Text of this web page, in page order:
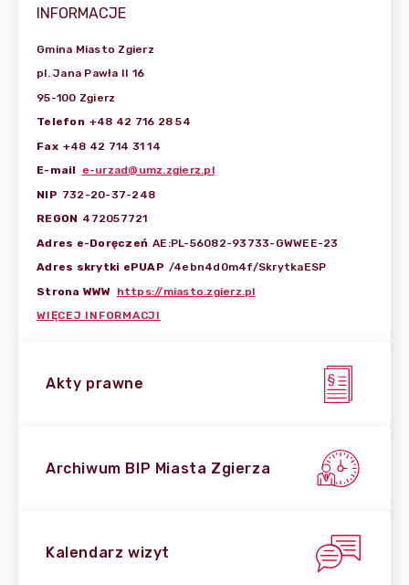
INFORMACJE
Gmina Miasto Zgierz
pl. Jana Pawła II 16
95-100 Zgierz
Telefon +48 42 716 28 54
Fax +48 42 714 31 14
E-mail e-urzad@umz.zgierz.pl
NIP 732-20-37-248
REGON 472057721
Adres e-Doręczeń AE:PL-56082-93733-GWWEE-23
Adres skrytki ePUAP /4ebn4d0m4f/SkrytkaESP
Strona WWW https://miasto.zgierz.pl
WIĘCEJ INFORMACJI
Akty prawne
Archiwum BIP Miasta Zgierza
Kalendarz wizyt